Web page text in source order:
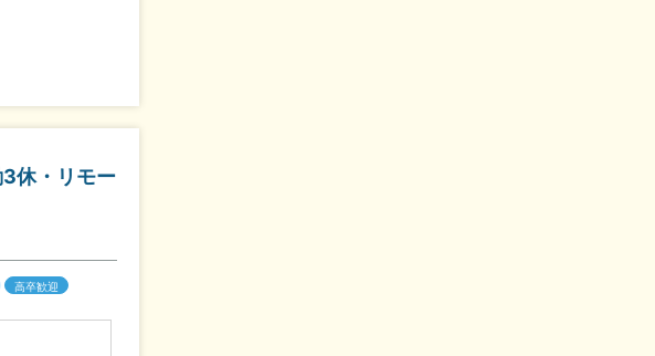
休・リモー
高卒歓迎